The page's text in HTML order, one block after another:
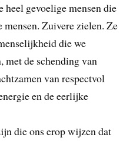
gevoelige mensen die
Zuivere zielen. Ze
die we
met de schending van
van respectvol
en de eerlijke
die ons erop wijzen dat